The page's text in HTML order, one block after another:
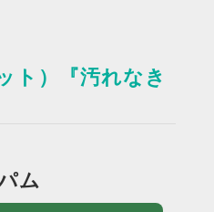
ト）『汚れなき
ム